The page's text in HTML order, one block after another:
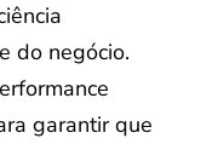
do negócio.
garantir que